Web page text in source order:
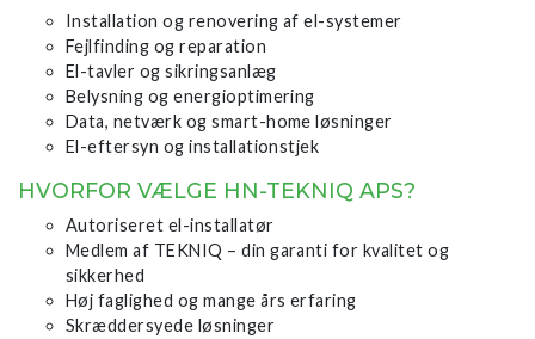
Installation og renovering af el-systemer
Fejlfinding og reparation
El-tavler og sikringsanlæg
Belysning og energioptimering
Data, netværk og smart-home løsninger
El-eftersyn og installationstjek
HVORFOR VÆLGE HN-TEKNIQ APS?
Autoriseret el-installatør
Medlem af TEKNIQ – din garanti for kvalitet og
sikkerhed
Høj faglighed og mange års erfaring
Skræddersyede løsninger